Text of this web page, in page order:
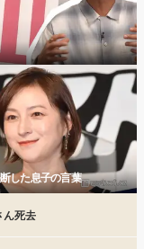
した息子の言葉
ん死去